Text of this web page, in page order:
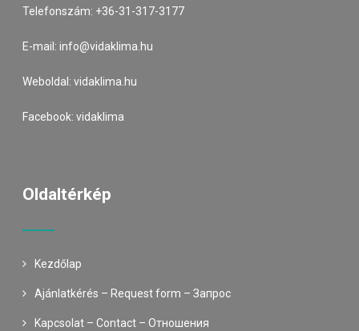
Telefonszám: +36-31-317-3177
E-mail:info@vidaklima.hu
Weboldal:vidaklima.hu
Facebook:vidaklima
Oldaltérkép
Kezdőlap
Ajánlatkérés – Request form – Запрос
Kapcsolat – Contact – Oтношения